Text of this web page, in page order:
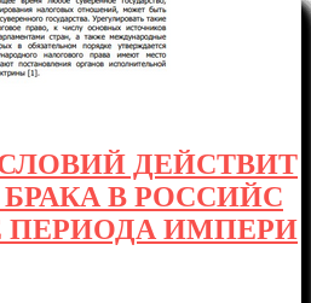
ДЕЙСТВИТ
В РОССИЙС
ПЕРИОДА ИМПЕРИ